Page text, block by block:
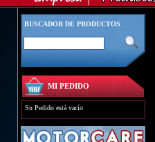
BUSCADOR DE PRODUCTOS
MI PEDIDO
Su Pedido está vacío